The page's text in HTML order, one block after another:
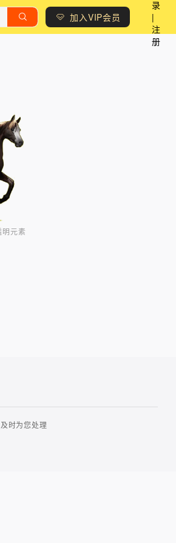
加入VIP会员
录
|
注
册
明元素
时为您处理